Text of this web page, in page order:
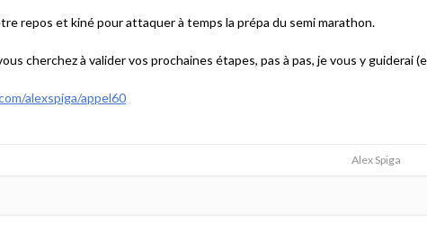
repos et kiné pour attaquer à temps la prépa du semi marathon.
cherchez à valider vos prochaines étapes, pas à pas, je vous y guiderai
alexspiga/appel60
Alex Spiga